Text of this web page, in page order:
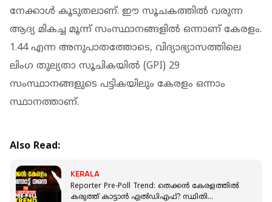
നേക്കാൾ കൂടുതലാണ്. ഈ സൂചകത്തിൽ വരുന്ന
ആദ്യ മികച്ച മൂന്ന് സംസ്ഥാനങ്ങളിൽ ഒന്നാണ് കേരളം.
1.44 എന്ന അനുപാതത്തോടെ, വിദ്യാഭ്യാസത്തിലെ
ലിംഗ തുല്യതാ സൂചികയിൽ (GPI) 29
സംസ്ഥാനങ്ങളുടെ പട്ടികയിലും കേരളം ഒന്നാം
സ്ഥാനത്താണ്.
Also Read:
KERALA
Reporter Pre-Poll Trend: തെക്കൻ കേരളത്തിൽ
കരുത്ത് കാട്ടാൻ എൽഡിഎഫ്? സ്ഥിതി